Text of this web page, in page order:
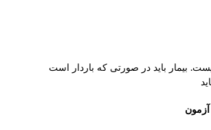
بیمار باید در صورتی که باردار است
آزمون